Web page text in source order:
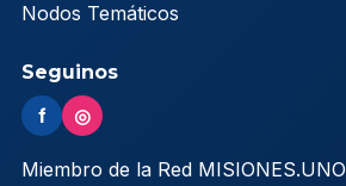
Nodos Temáticos
Seguinos
f ◎
Miembro de la Red MISIONES.UNO